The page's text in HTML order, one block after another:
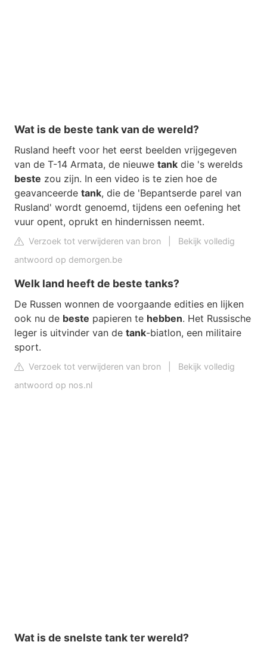
Wat is de beste tank van de wereld?
Rusland heeft voor het eerst beelden vrijgegeven
van de T-14 Armata, de nieuwe tank die 's werelds
beste zou zijn. In een video is te zien hoe de
geavanceerde tank, die de 'Bepantserde parel van
Rusland' wordt genoemd, tijdens een oefening het
vuur opent, oprukt en hindernissen neemt.
Verzoek tot verwijderen van bron
Bekijk volledig
antwoord op demorgen.be
Welk land heeft de beste tanks?
De Russen wonnen de voorgaande edities en lijken
ook nu de beste papieren te hebben. Het Russische
leger is uitvinder van de tank-biatlon, een militaire
sport.
Verzoek tot verwijderen van bron
Bekijk volledig
antwoord op nos.nl
Wat is de snelste tank ter wereld?